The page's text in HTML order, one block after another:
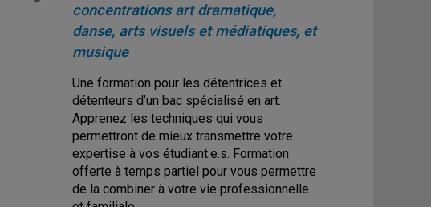
concentrations art dramatique,
danse, arts visuels et médiatiques, et
musique
Une formation pour les détentrices et
détenteurs d’un bac spécialisé en art.
Apprenez les techniques qui vous
permettront de mieux transmettre votre
expertise à vos étudiant.e.s. Formation
offerte à temps partiel pour vous permettre
de la combiner à votre vie professionnelle